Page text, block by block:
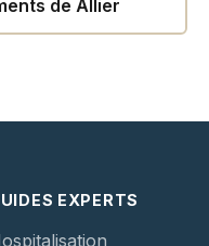
de Allier
EXPERTS